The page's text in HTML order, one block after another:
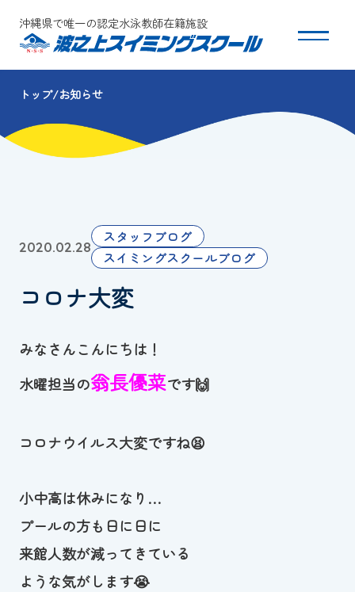
沖縄県で唯一の認定水泳教師在籍施設
スクールについて
コース・クラス紹介
団体会員募集
保護者の方へ
採用情報
お知らせ
お問い合わせ
トップ お知らせ
2020.02.28
スタッフブログ
スイミングスクールブログ
コロナ大変
みなさんこんにちは！
水曜担当の翁長優菜です🙌
コロナウイルス大変ですね😫
小中高は休みになり…
プールの方も日に日に
来館人数が減ってきている
ような気がします😭